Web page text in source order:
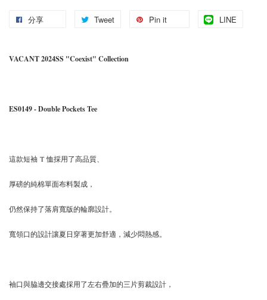
分享 Tweet Pin it LINE
VACANT 2024SS "Coexist" Collection
ES0149 - Double Pockets Tee
這款短袖 T 恤採用了高品質、
厚磅的純棉單面布料製成，
仍然保持了落肩寬版的輪廓設計。
寬領口的設計讓夏日穿著更加舒適，減少悶熱感。
袖口與脇邊交接處採用了左右疊加的三片剪裁設計，